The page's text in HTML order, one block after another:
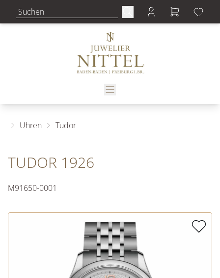
Uhren Tudor
TUDOR 1926
M91650-0001